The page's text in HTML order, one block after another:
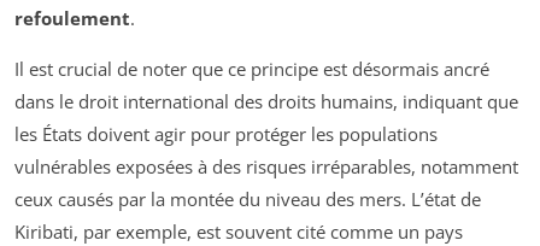
refoulement.
Il est crucial de noter que ce principe est désormais ancré
dans le droit international des droits humains, indiquant que
les États doivent agir pour protéger les populations
vulnérables exposées à des risques irréparables, notamment
ceux causés par la montée du niveau des mers. L’état de
Kiribati, par exemple, est souvent cité comme un pays